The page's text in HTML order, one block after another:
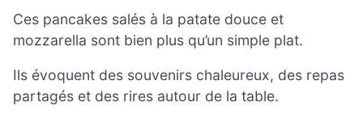
Ces pancakes salés à la patate douce et
mozzarella sont bien plus qu’un simple plat.
Ils évoquent des souvenirs chaleureux, des repas
partagés et des rires autour de la table.